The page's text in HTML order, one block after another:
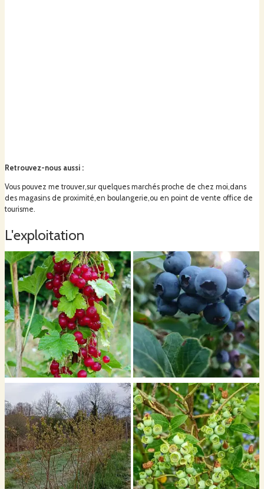
Retrouvez-nous aussi :
Vous pouvez me trouver,sur quelques marchés proche de chez moi,dans
des magasins de proximité,en boulangerie,ou en point de vente office de
tourisme.
L'exploitation